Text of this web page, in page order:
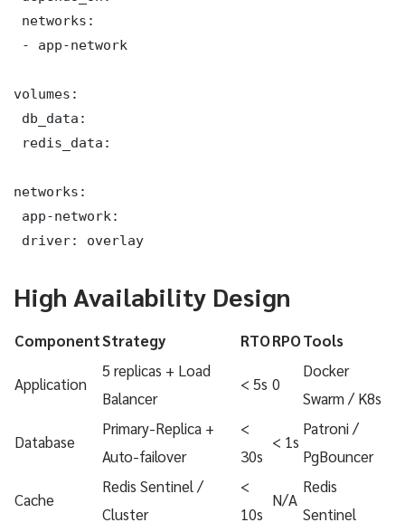
networks:
- app-network
volumes:
db_data:
redis_data:
networks:
app-network:
driver: overlay
High Availability Design
ComponentStrategy RTORPOTools
Application
5 replicas + Load
Balancer
< 5s 0
Docker
Swarm / K8s
Database
Primary-Replica +
Auto-failover
<
30s
< 1s
Patroni /
PgBouncer
Cache
Redis Sentinel /
Cluster
<
10s
N/A
Redis
Sentinel